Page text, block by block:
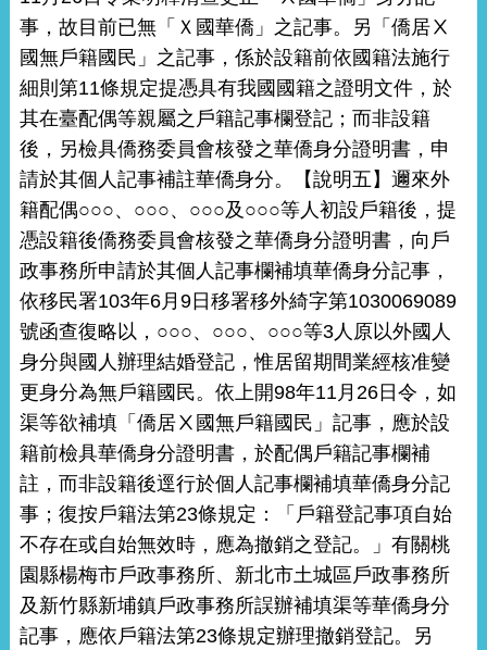
事，故目前已無「Ｘ國華僑」之記事。另「僑居Ⅹ
國無戶籍國民」之記事，係於設籍前依國籍法施行
細則第11條規定提憑具有我國國籍之證明文件，於
其在臺配偶等親屬之戶籍記事欄登記；而非設籍
後，另檢具僑務委員會核發之華僑身分證明書，申
請於其個人記事補註華僑身分。【說明五】邇來外
籍配偶○○○、○○○、○○○及○○○等人初設戶籍後，提
憑設籍後僑務委員會核發之華僑身分證明書，向戶
政事務所申請於其個人記事欄補填華僑身分記事，
依移民署103年6月9日移署移外綺字第1030069089
號函查復略以，○○○、○○○、○○○等3人原以外國人
身分與國人辦理結婚登記，惟居留期間業經核准變
更身分為無戶籍國民。依上開98年11月26日令，如
渠等欲補填「僑居Ⅹ國無戶籍國民」記事，應於設
籍前檢具華僑身分證明書，於配偶戶籍記事欄補
註，而非設籍後逕行於個人記事欄補填華僑身分記
事；復按戶籍法第23條規定：「戶籍登記事項自始
不存在或自始無效時，應為撤銷之登記。」有關桃
園縣楊梅市戶政事務所、新北市土城區戶政事務所
及新竹縣新埔鎮戶政事務所誤辦補填渠等華僑身分
記事，應依戶籍法第23條規定辦理撤銷登記。另